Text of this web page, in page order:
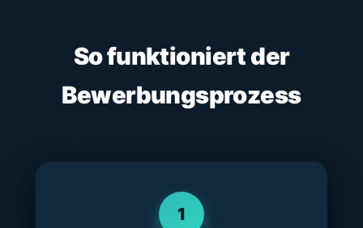
So funktioniert der
Bewerbungsprozess
1